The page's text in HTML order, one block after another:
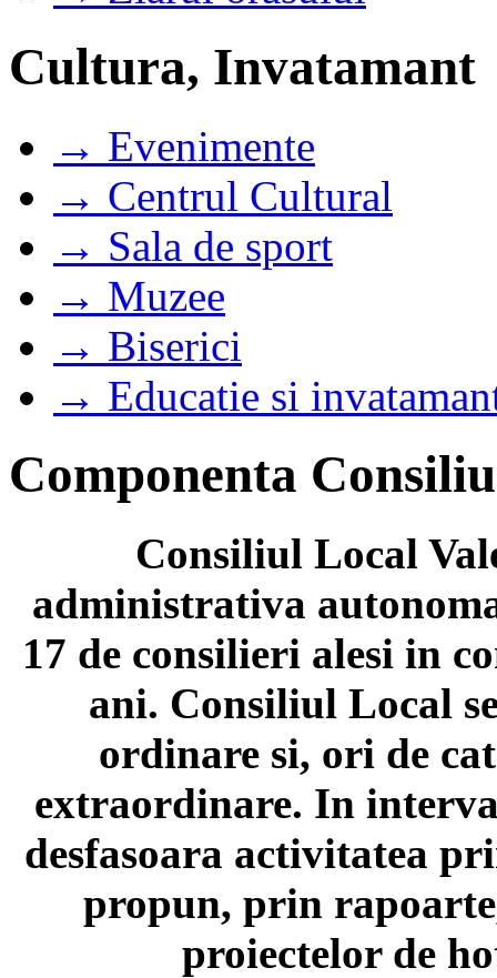
Cultura, Invatamant
→ Evenimente
→ Centrul Cultural
→ Sala de sport
→ Muzee
→ Biserici
→ Educatie si
Componenta Consiliu
Consiliul Local
administrativa
17 de consilieri alesi in
ani. Consiliul Local
ordinare si, ori de
extraordinare. In
desfasoara activitatea
propun, prin
proiectelor de